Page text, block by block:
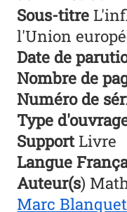
Sous-titre
l'Union
Date de
Nombre de
Numéro de
Type
SupportLivre
Langue
Auteur(s)
Marc